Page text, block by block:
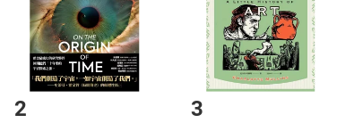
整筆訂單為單位進行取消/退貨，恕無法以單支商品取
使用？
載具 Step2.登入
2 3